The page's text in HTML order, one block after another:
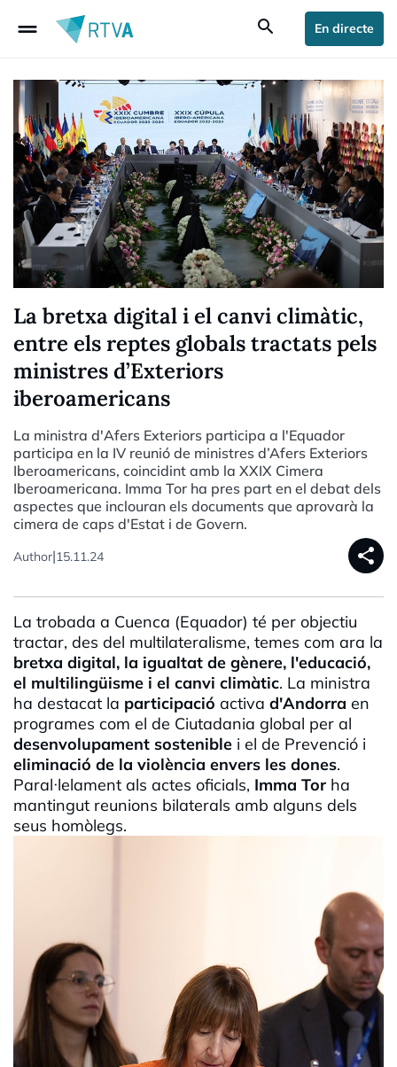
drag_handle search En directe
La bretxa digital i el canvi climàtic,
entre els reptes globals tractats pels
ministres d’Exteriors
iberoamericans
La ministra d'Afers Exteriors participa a l'Equador
participa en la IV reunió de ministres d’Afers Exteriors
Iberoamericans, coincidint amb la XXIX Cimera
Iberoamericana. Imma Tor ha pres part en el debat dels
aspectes que inclouran els documents que aprovarà la
cimera de caps d'Estat i de Govern.
Author|15.11.24 share
La trobada a Cuenca (Equador) té per objectiu
tractar, des del multilateralisme, temes com ara la
bretxa digital, la igualtat de gènere, l'educació,
el multilingüisme i el canvi climàtic. La ministra
ha destacat la participació activa d'Andorra en
programes com el de Ciutadania global per al
desenvolupament sostenible i el de Prevenció i
eliminació de la violència envers les dones.
Paral·lelament als actes oficials, Imma Tor ha
mantingut reunions bilaterals amb alguns dels
seus homòlegs.